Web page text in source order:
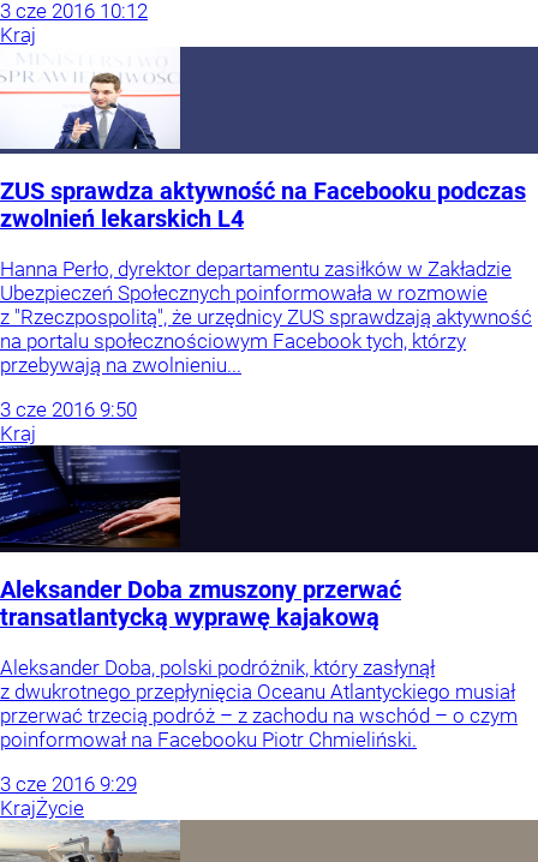
3 cze 2016 10:12
Kraj
ZUS sprawdza aktywność na Facebooku podczas
zwolnień lekarskich L4
Hanna Perło, dyrektor departamentu zasiłków w Zakładzie
Ubezpieczeń Społecznych poinformowała w rozmowie
z "Rzeczpospolitą", że urzędnicy ZUS sprawdzają aktywność
na portalu społecznościowym Facebook tych, którzy
przebywają na zwolnieniu...
3 cze 2016 9:50
Kraj
Aleksander Doba zmuszony przerwać
transatlantycką wyprawę kajakową
Aleksander Doba, polski podróżnik, który zasłynął
z dwukrotnego przepłynięcia Oceanu Atlantyckiego musiał
przerwać trzecią podróż – z zachodu na wschód – o czym
poinformował na Facebooku Piotr Chmieliński.
3 cze 2016 9:29
KrajŻycie